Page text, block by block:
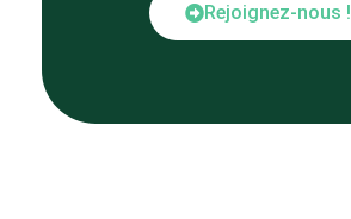
Rejoignez-nous !